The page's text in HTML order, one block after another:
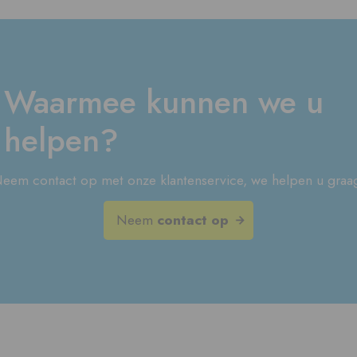
Waarmee kunnen we u
helpen?
contact op met onze klantenservice, we helpen u
Neem contact op